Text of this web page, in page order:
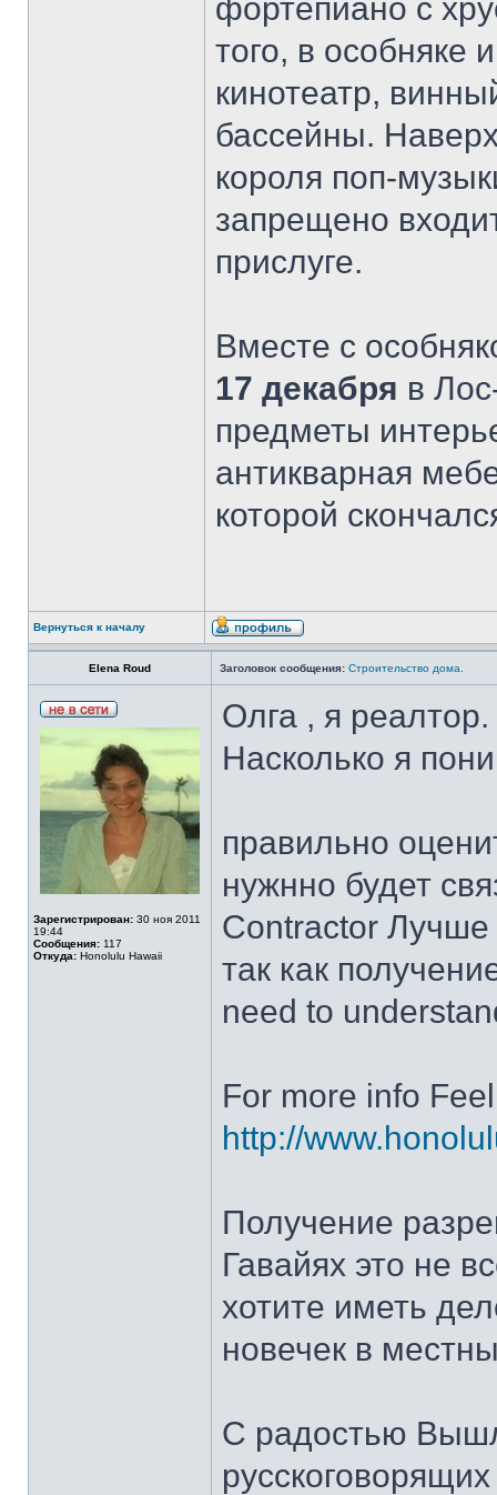
фортепиано с
того, в
кинотеатр,
бассейны.
короля поп-
запрещено
прислуге.
Вместе с
17 декабря в
предметы
антикварная
которой
Вернуться к началу
Elena Roud Заголовок сообщения: Строительство дома.
Зарегистрирован: 30 ноя 2011
19:44
Сообщения: 117
Откуда: Honolulu Hawaii
Олга , я
Насколько я
правильно
нужнно будет
Contractor Лучше
так как
need to
For more info
http://
Получение
Гавайях это не
хотите иметь
новечек в
С радостью